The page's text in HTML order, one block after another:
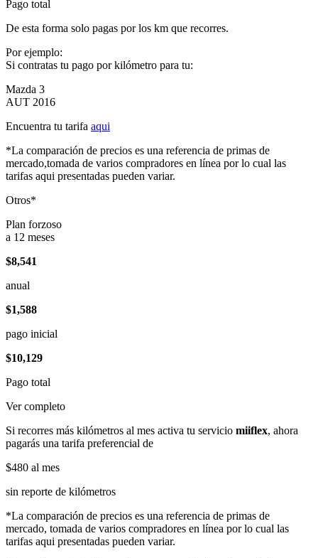
Pago total
De esta forma solo pagas por los km que recorres.
Por ejemplo:
Si contratas tu pago por kilómetro para tu:
Mazda 3
AUT 2016
Encuentra tu tarifa aqui
*La comparación de precios es una referencia de primas de
mercado,tomada de varios compradores en línea por lo cual las
tarifas aqui presentadas pueden variar.
Otros*
Plan forzoso
a 12 meses
$8,541
anual
$1,588
pago inicial
$10,129
Pago total
Ver completo
Si recorres más kilómetros al mes activa tu servicio miiflex, ahora
pagarás una tarifa preferencial de
$480 al mes
sin reporte de kilómetros
*La comparación de precios es una referencia de primas de
mercado, tomada de varios compradores en línea por lo cual las
tarifas aqui presentadas pueden variar.